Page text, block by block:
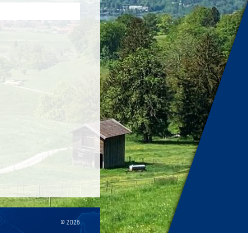
© 2026